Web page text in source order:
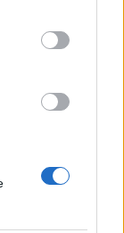
below Google
la prima
durante la
prodotto.
e porta